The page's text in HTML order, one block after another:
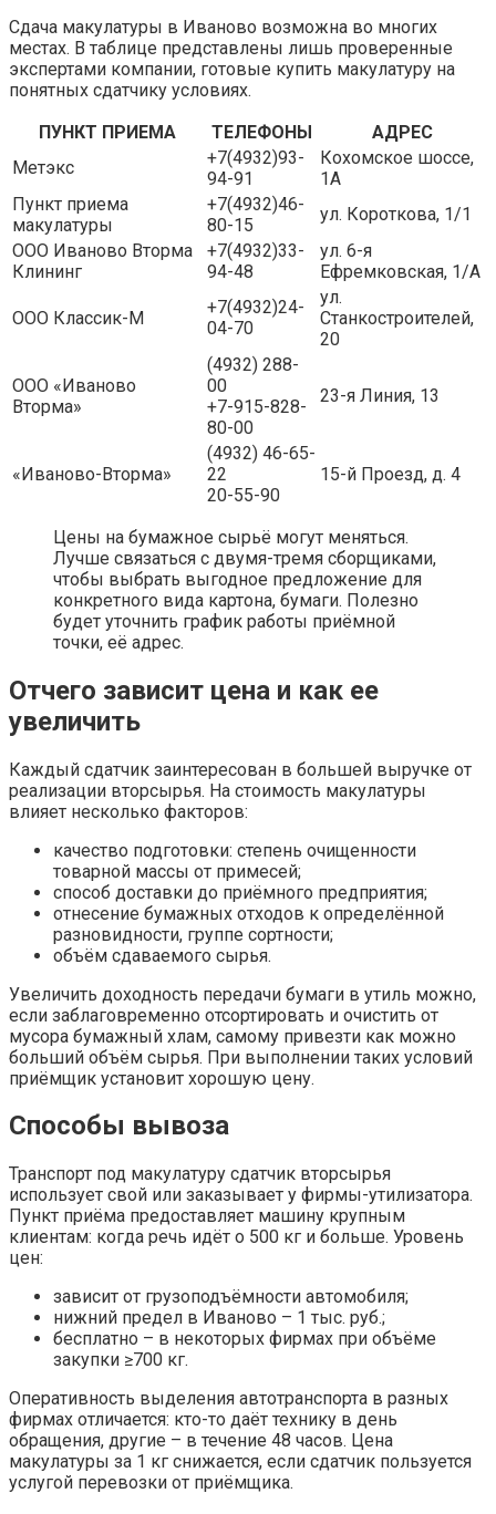
Сдача макулатуры в Иваново возможна во многих
местах. В таблице представлены лишь проверенные
экспертами компании, готовые купить макулатуру на
понятных сдатчику условиях.
ПУНКТ ПРИЕМА
ТЕЛЕФОНЫ
АДРЕС
Метэкс
+7(4932)93-
94-91
Кохомское шоссе,
1А
Пункт приема
макулатуры
+7(4932)46-
80-15
ул. Короткова, 1/1
ООО Иваново Вторма
Клининг
+7(4932)33-
94-48
ул. 6-я
Ефремковская, 1/А
ООО Классик-М
+7(4932)24-
04-70
ул.
Станкостроителей,
20
ООО «Иваново
Вторма»
(4932) 288-
00
+7-915-828-
80-00
23-я Линия, 13
«Иваново-Вторма»
(4932) 46-65-
22
20-55-90
15-й Проезд, д. 4
Цены на бумажное сырьё могут меняться.
Лучше связаться с двумя-тремя сборщиками,
чтобы выбрать выгодное предложение для
конкретного вида картона, бумаги. Полезно
будет уточнить график работы приёмной
точки, её адрес.
Отчего зависит цена и как ее
увеличить
Каждый сдатчик заинтересован в большей выручке от
реализации вторсырья. На стоимость макулатуры
влияет несколько факторов:
качество подготовки: степень очищенности
товарной массы от примесей;
способ доставки до приёмного предприятия;
отнесение бумажных отходов к определённой
разновидности, группе сортности;
объём сдаваемого сырья.
Увеличить доходность передачи бумаги в утиль можно,
если заблаговременно отсортировать и очистить от
мусора бумажный хлам, самому привезти как можно
больший объём сырья. При выполнении таких условий
приёмщик установит хорошую цену.
Способы вывоза
Транспорт под макулатуру сдатчик вторсырья
использует свой или заказывает у фирмы-утилизатора.
Пункт приёма предоставляет машину крупным
клиентам: когда речь идёт о 500 кг и больше. Уровень
цен:
зависит от грузоподъёмности автомобиля;
нижний предел в Иваново – 1 тыс. руб.;
бесплатно – в некоторых фирмах при объёме
закупки ≥700 кг.
Оперативность выделения автотранспорта в разных
фирмах отличается: кто-то даёт технику в день
обращения, другие – в течение 48 часов. Цена
макулатуры за 1 кг снижается, если сдатчик пользуется
услугой перевозки от приёмщика.